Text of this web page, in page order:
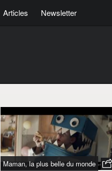
Articles Newsletter
Maman, la plus belle du monde